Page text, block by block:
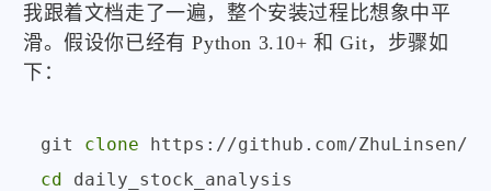
我跟着文档走了一遍，整个安装过程比想象中平
滑。假设你已经有 Python 3.10+ 和 Git，步骤如
下：
git clone
cd daily_stock_analysis